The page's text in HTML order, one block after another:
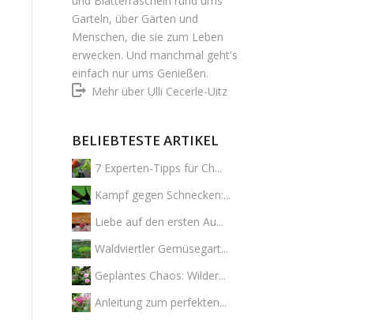
Garteln, über Gärten und
Menschen, die sie zum Leben
erwecken. Und manchmal geht's
einfach nur ums Genießen.
Mehr über Ulli Cecerle-Uitz
BELIEBTESTE ARTIKEL
7 Experten-Tipps für Ch...
Kampf gegen Schnecken:...
Liebe auf den ersten Au...
Waldviertler Gemüsegart...
Geplantes Chaos: Wilder...
Anleitung zum perfekten...